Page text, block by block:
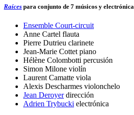
Raíces para conjunto de 7 músicos y electrónica
Ensemble Court-circuit
Anne Cartel flauta
Pierre Dutrieu clarinete
Jean-Marie Cottet piano
Hélène Colombotti percusión
Simon Milone violín
Laurent Camatte viola
Alexis Descharmes violonchelo
Jean Deroyer dirección
Adrien Trybucki electrónica